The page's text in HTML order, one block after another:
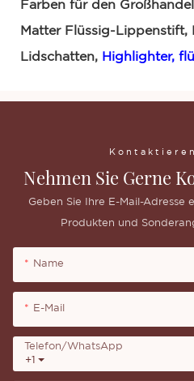
Matter Flüssig-Lippenstift,
Lidschatten, Highlighter,
Nehmen Sie Gerne
Geben Sie Ihre E-Mail-Adresse
Produkten und
Name
E-Mail
+1
Telefon/WhatsApp